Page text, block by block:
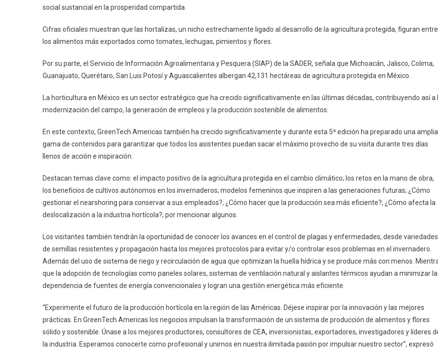
social sustancial en la prosperidad compartida.
Cifras oficiales muestran que las hortalizas, un nicho estrechamente ligado al desarrollo de la agricultura protegida, figuran entre
los alimentos más exportados como tomates, lechugas, pimientos y flores.
Por su parte, el Servicio de Información Agroalimentaria y Pesquera (SIAP) de la SADER, señala que Michoacán, Jalisco, Colima,
Guanajuato, Querétaro, San Luis Potosí y Aguascalientes albergan 42,131 hectáreas de agricultura protegida en México.
La horticultura en México es un sector estratégico que ha crecido significativamente en las últimas décadas, contribuyendo así a
modernización del campo, la generación de empleos y la producción sostenible de alimentos.
En este contexto, GreenTech Americas también ha crecido significativamente y durante esta 5ª edición ha preparado una amplia
gama de contenidos para garantizar que todos los asistentes puedan sacar el máximo provecho de su visita durante tres días
llenos de acción e inspiración.
Destacan temas clave como: el impacto positivo de la agricultura protegida en el cambio climático; los retos en la mano de obra,
los beneficios de cultivos autónomos en los invernaderos; modelos femeninos que inspiren a las generaciones futuras; ¿Cómo
gestionar el nearshoring para conservar a sus empleados?; ¿Cómo hacer que la producción sea más eficiente?; ¿Cómo afecta la
deslocalización a la industria hortícola?; por mencionar algunos.
Los visitantes también tendrán la oportunidad de conocer los avances en el control de plagas y enfermedades, desde variedades
de semillas resistentes y propagación hasta los mejores protocolos para evitar y/o controlar esos problemas en el invernadero.
Además del uso de sistema de riego y recirculación de agua que optimizan la huella hídrica y se produce más con menos.
que la adopción de tecnologías como paneles solares, sistemas de ventilación natural y aislantes térmicos ayudan a minimizar la
dependencia de fuentes de energía convencionales y logran una gestión energética más eficiente.
“Experimente el futuro de la producción hortícola en la región de las Américas. Déjese inspirar por la innovación y las mejores
prácticas. En GreenTech Americas los negocios impulsan la transformación de un sistema de producción de alimentos y flores
sólido y sostenible. Únase a los mejores productores, consultores de CEA, inversionistas, exportadores, investigadores y líderes
la industria. Esperamos conocerte como profesional y unirnos en nuestra ilimitada pasión por impulsar nuestro sector”, expresó